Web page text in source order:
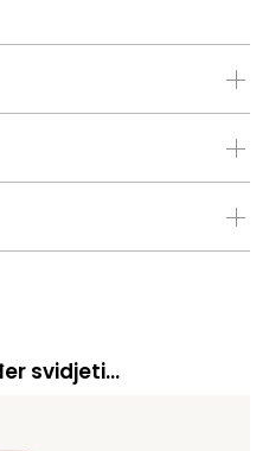
svidjeti…